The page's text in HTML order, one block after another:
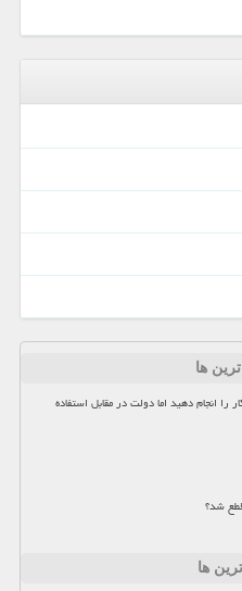
ترین ها
را انجام دهید اما دولت در مقابل استفاده
شد؟
ها